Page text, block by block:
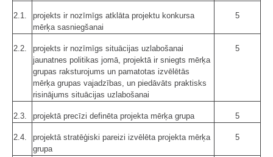
2.1.
projekts ir nozīmīgs atklāta projektu konkursa
mērķa sasniegšanai
5
2.2.
projekts ir nozīmīgs situācijas uzlabošanai
jaunatnes politikas jomā, projektā ir sniegts mērķa
grupas raksturojums un pamatotas izvēlētās
mērķa grupas vajadzības, un piedāvāts praktisks
risinājums situācijas uzlabošanai
5
2.3. projektā precīzi definēta projekta mērķa grupa 5
2.4.
projektā stratēģiski pareizi izvēlēta projekta mērķa
grupa
5